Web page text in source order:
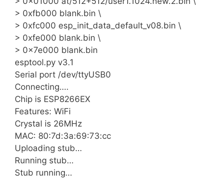
> 0xfb000 blank.bin \
> 0xfc000 esp_init_data_default_v08.bin \
> 0xfe000 blank.bin \
> 0x7e000 blank.bin
esptool.py v3.1
Serial port /dev/ttyUSB0
Connecting….
Chip is ESP8266EX
Features: WiFi
Crystal is 26MHz
MAC: 80:7d:3a:69:73:cc
Uploading stub…
Running stub…
Stub running…